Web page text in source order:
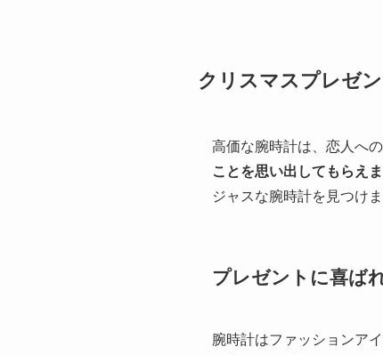
クリスマスプレゼ
高価な腕時計は、恋人へ
ことを思い出してもらえ
ジャスな腕時計を見つけま
プレゼントに喜ば
腕時計はファッションア